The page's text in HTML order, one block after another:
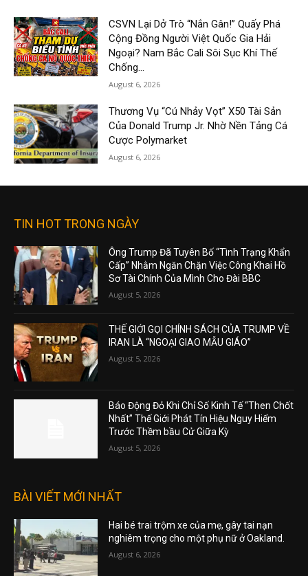
CSVN Lại Dở Trò “Nắn Gân!” Quấy Phá
Cộng Đồng Người Việt Quốc Gia Hải
Ngoại? Nam Bắc Cali Sôi Sục Khí Thế
Chống...
August 6, 2026
Thương Vụ “Cú Nhảy Vọt” X50 Tài Sản
Của Donald Trump Jr. Nhờ Nền Tảng Cá
Cược Polymarket
August 6, 2026
TIN HOT TRONG NGÀY
Ông Trump Đã Tuyên Bố “Tình Trạng Khẩn
Cấp” Nhằm Ngăn Chặn Việc Công Khai Hồ
Sơ Tài Chính Của Mình Cho Đài BBC
August 5, 2026
THẾ GIỚI GỌI CHÍNH SÁCH CỦA TRUMP VỀ
IRAN LÀ “NGOẠI GIAO MẪU GIÁO”
August 5, 2026
Báo Động Đỏ Khi Chỉ Số Kinh Tế “Then Chốt
Nhất” Thế Giới Phát Tín Hiệu Nguy Hiểm
Trước Thềm bầu Cử Giữa Kỳ
August 5, 2026
BÀI VIẾT MỚI NHẤT
Hai bé trai trộm xe của mẹ, gây tai nạn
nghiêm trọng cho một phụ nữ ở Oakland.
August 6, 2026